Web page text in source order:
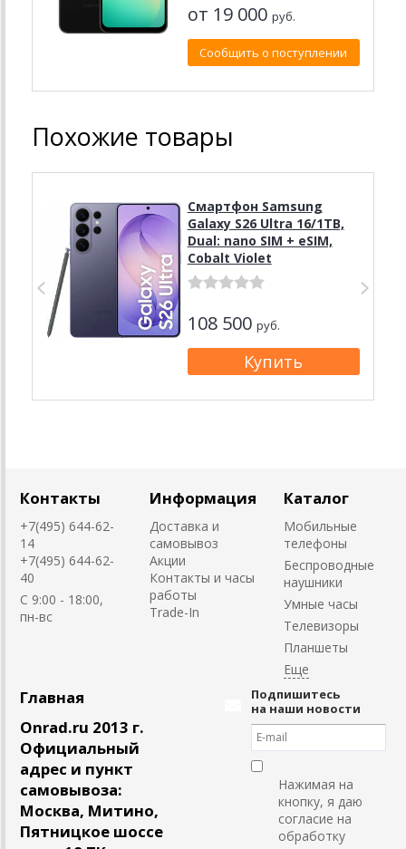
от 19 000 руб.
Сообщить о поступлении
Похожие товары
Смартфон Samsung
Galaxy S26 Ultra 16/1TB,
Dual: nano SIM + eSIM,
Cobalt Violet
108 500 руб.
Контакты
+7(495) 644-62-
14
+7(495) 644-62-
40
C 9:00 - 18:00,
пн-вс
Информация
Доставка и
самовывоз
Акции
Контакты и часы
работы
Trade-In
Каталог
Мобильные
телефоны
Беспроводные
наушники
Умные часы
Телевизоры
Планшеты
Главная
Onrad.ru 2013 г.
Официальный
адрес и пункт
самовывоза:
Москва, Митино,
Пятницкое шоссе
Подпишитесь
на наши новости
Нажимая на
кнопку, я даю
согласие на
обработку